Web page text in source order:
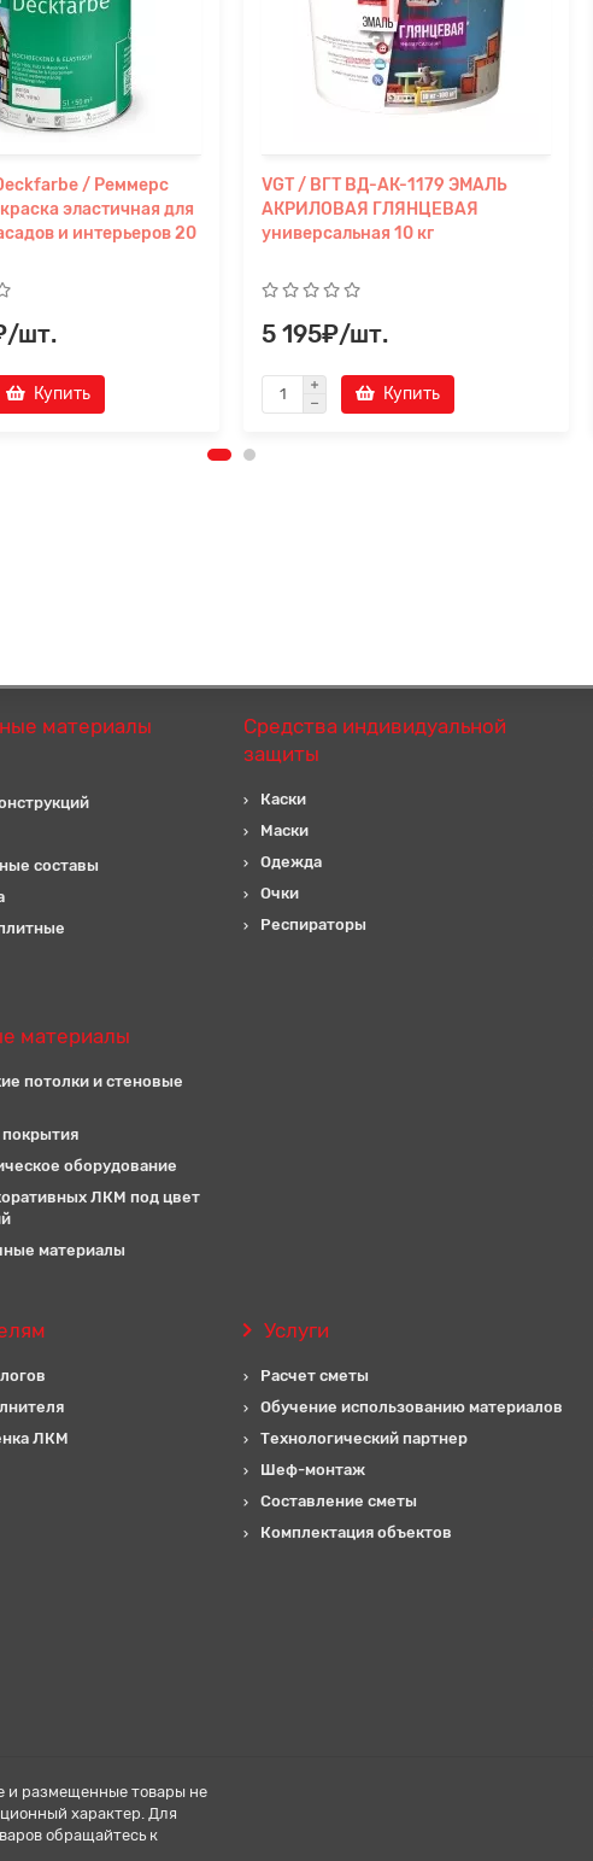
/ Реммерс
эластичная для
и интерьеров 20
шт.
Купить
VGT / ВГТ ВД-АК-1179 ЭМАЛЬ
АКРИЛОВАЯ ГЛЯНЦЕВАЯ
универсальная 10 кг
5 195₽/шт.
Купить
материалы
составы
Средства индивидуальной
защиты
Каски
Маски
Одежда
Очки
Респираторы
материалы
потолки и стеновые
оборудование
ЛКМ под цвет
материалы
ЛКМ
Услуги
Расчет сметы
Обучение использованию материалов
Технологический партнер
Шеф-монтаж
Составление сметы
Комплектация объектов
и размещенные товары не
характер. Для
обращайтесь к